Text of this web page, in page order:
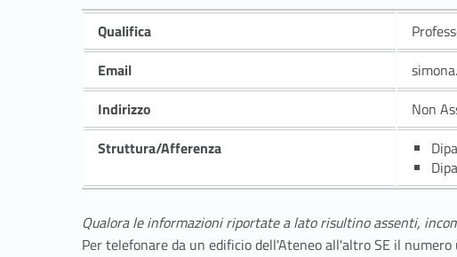
Qualifica
Email
Indirizzo
Non
Struttura/Afferenza
Qualora le informazioni riportate a lato risultino assenti,
Per telefonare da un edificio dell'Ateneo all'altro SE il